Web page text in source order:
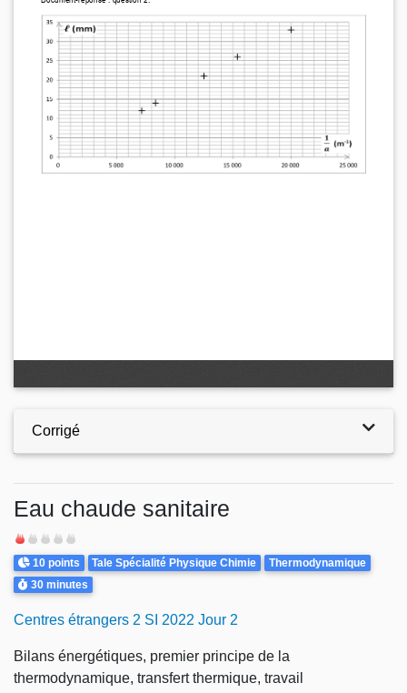
Corrigé
Eau chaude sanitaire
Difficulté
Points
10 points Theme
Tale Spécialité Physique Chimie Thermodynamique
Durée
30 minutes
Centres étrangers 2 SI 2022 Jour 2
Bilans énergétiques, premier principe de la
thermodynamique, transfert thermique, travail